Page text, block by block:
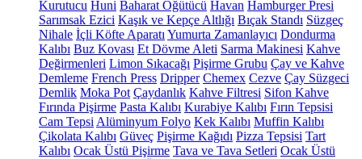
Kurutucu Huni Baharat Öğütücü Havan Hamburger Presi
Sarımsak Ezici Kaşık ve Kepçe Altlığı Bıçak Standı Süzgeç
Nihale İçli Köfte Aparatı Yumurta Zamanlayıcı Dondurma
Kalıbı Buz Kovası Et Dövme Aleti Sarma Makinesi Kahve
Değirmenleri Limon Sıkacağı Pişirme Grubu Çay ve Kahve
Demleme French Press Dripper Chemex Cezve Çay Süzgeci
Demlik Moka Pot Çaydanlık Kahve Filtresi Sifon Kahve
Fırında Pişirme Pasta Kalıbı Kurabiye Kalıbı Fırın Tepsisi
Cam Tepsi Alüminyum Folyo Kek Kalıbı Muffin Kalıbı
Çikolata Kalıbı Güveç Pişirme Kağıdı Pizza Tepsisi Tart
Kalıbı Ocak Üstü Pişirme Tava ve Tava Setleri Ocak Üstü